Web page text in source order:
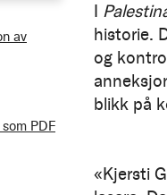
av
PDF
I
historie.
og
blikk på
«Kjersti